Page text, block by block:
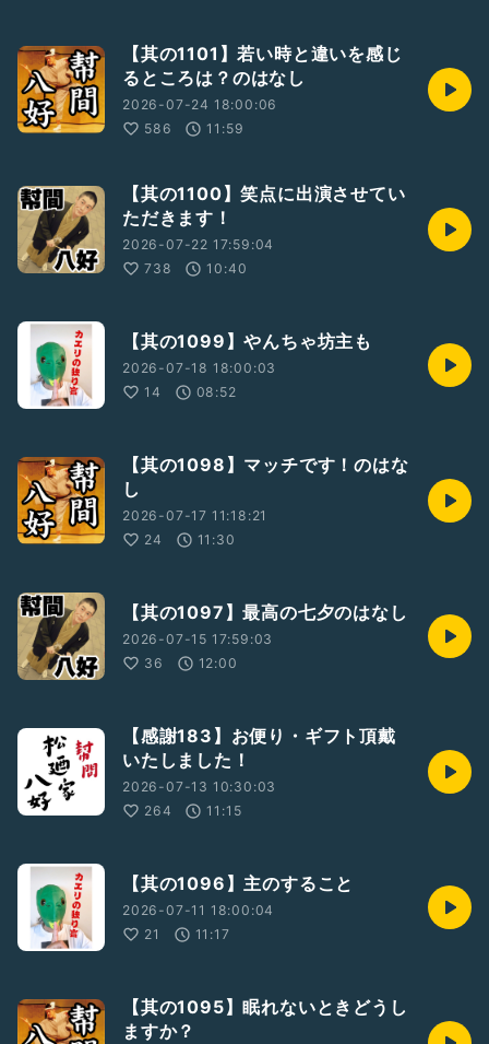
【其の1101】若い時と違いを感じ
るところは？のはなし
2026-07-24 18:00:06
586
11:59
【其の1100】笑点に出演させてい
ただきます！
2026-07-22 17:59:04
738
10:40
【其の1099】やんちゃ坊主も
2026-07-18 18:00:03
14
08:52
【其の1098】マッチです！のはな
し
2026-07-17 11:18:21
24
11:30
【其の1097】最高の七夕のはなし
2026-07-15 17:59:03
36
12:00
【感謝183】お便り・ギフト頂戴
いたしました！
2026-07-13 10:30:03
264
11:15
【其の1096】主のすること
2026-07-11 18:00:04
21
11:17
【其の1095】眠れないときどうし
ますか？